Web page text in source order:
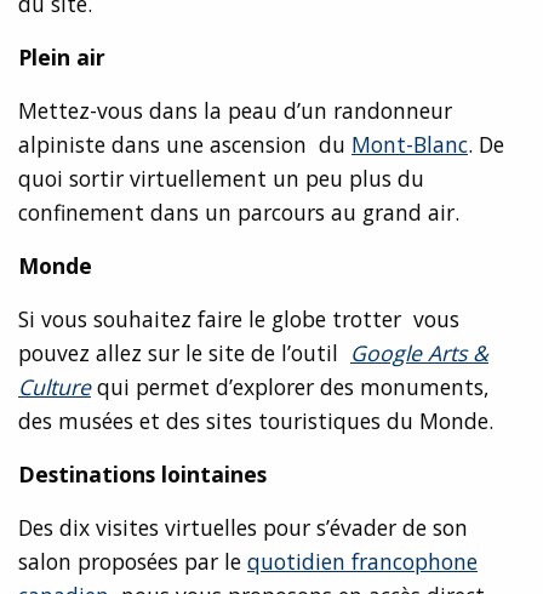
Plein air
Mettez-vous dans la peau d’un randonneur
alpiniste dans une ascension du Mont-Blanc. De
quoi sortir virtuellement un peu plus du
confinement dans un parcours au grand air.
Monde
Si vous souhaitez faire le globe trotter vous
pouvez allez sur le site de l’outil Google Arts &
Culturequi permet d’explorer des monuments,
des musées et des sites touristiques du Monde.
Destinations lointaines
Des dix visites virtuelles pour s’évader de son
salon proposées par le quotidien francophone